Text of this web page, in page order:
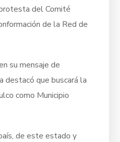
del Comité
de la Red de
su mensaje de
destacó que buscará la
como Municipio
de este estado y